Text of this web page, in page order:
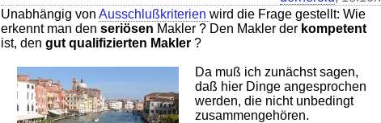
Unabhängig von Ausschlußkriterien wird die Frage gestellt: Wie
erkennt man den seriösen Makler ? Den Makler der kompetent
ist, den gut qualifizierten Makler ?
Da muß ich zunächst sagen,
daß hier Dinge angesprochen
werden, die nicht unbedingt
zusammengehören.